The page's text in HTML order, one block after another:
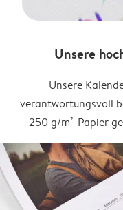
Unsere
Unsere
verantwortungsvoll
250 g/m²-Papier